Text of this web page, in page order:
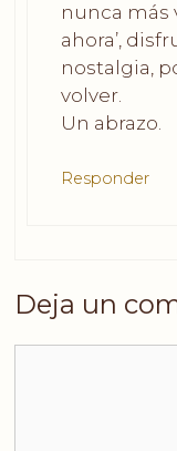
nunca más
ahora’,
nostalgia,
volver.
Un abrazo.
Responder
Deja un